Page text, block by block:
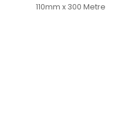
110mm x 300 Metre